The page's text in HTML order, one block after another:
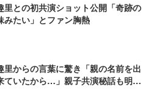
里との初共演ショット公開「奇跡の
みたい」とファン胸熱
里からの言葉に驚き「親の名前を出
ていたから…」親子共演秘話も明か